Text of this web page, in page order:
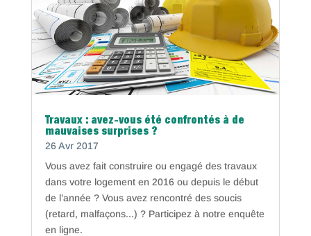
Travaux : avez-vous été confrontés à de
mauvaises surprises ?
26 Avr 2017
Vous avez fait construire ou engagé des travaux
dans votre logement en 2016 ou depuis le début
de l’année ? Vous avez rencontré des soucis
(retard, malfaçons...) ? Participez à notre enquête
en ligne.